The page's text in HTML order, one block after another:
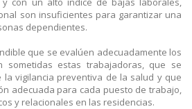
son insuficientes para garantizar una
dependientes.
que se evalúen adecuadamente los
estas trabajadoras, que se
la vigilancia preventiva de la salud y que
adecuada para cada puesto de trabajo,
y relacionales en las residencias.